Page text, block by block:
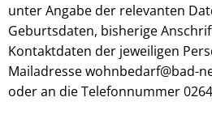
unter Angabe der relevanten
Geburtsdaten, bisherige
Kontaktdaten der jeweiligen
Mailadresse wohnbedarf@bad-
oder an die Telefonnummer